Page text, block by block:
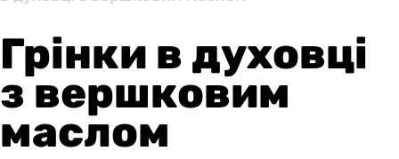
Грінки в духовці
з вершковим
маслом